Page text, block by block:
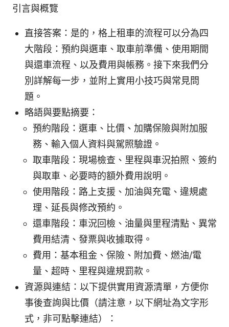
引言與概覽
直接答案：是的，格上租車的流程可以分為四
大階段：預約與選車、取車前準備、使用期間
與還車流程、以及費用與帳務。接下來我們分
別詳解每一步，並附上實用小技巧與常見問
題。
略語與要點摘要：
預約階段：選車、比價、加購保險與附加服
務、輸入個人資料與駕照驗證。
取車階段：現場檢查、里程與車況拍照、簽約
與取車、必要時的額外費用說明。
使用階段：路上支援、加油與充電、違規處
理、延長與修改預約。
還車階段：車況回檢、油量與里程清點、異常
費用結清、發票與收據取得。
費用：基本租金、保險、附加費、燃油/電
量、超時、里程與違規罰款。
資源與連結：以下提供實用資源清單，方便你
事後查詢與比價（請注意，以下網址為文字形
式，非可點擊連結）：